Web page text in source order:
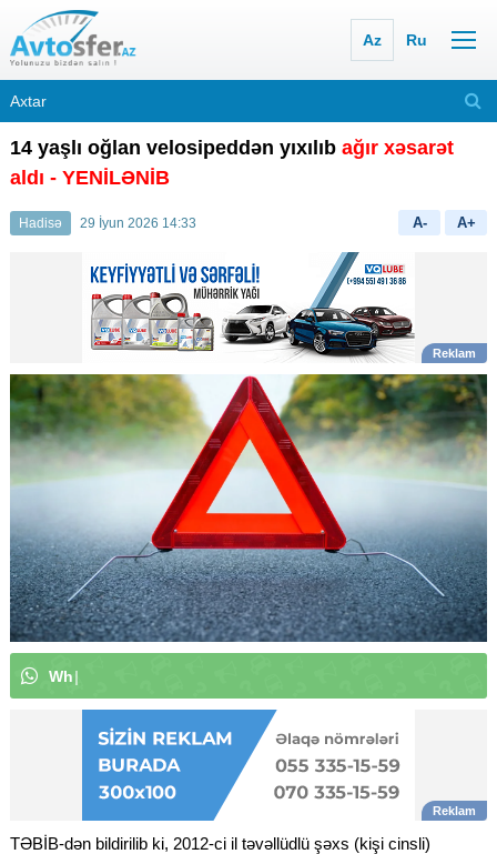
Az Ru
14 yaşlı oğlan velosipeddən yıxılıb ağır xəsarət
aldı - YENİLƏNİB
Hadisə 29 İyun 2026 14:33 A- A+
Wha
TƏBİB-dən bildirilib ki, 2012-ci il təvəllüdlü şəxs (kişi cinsli)